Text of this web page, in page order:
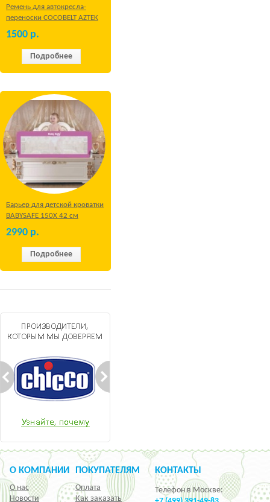
Ремень для автокресла-
переноски COCOBELT AZTEK
1500 р.
Подробнее
Барьер для детской кроватки
BABYSAFE 150Х 42 см
Бежевый
2990 р.
Подробнее
О КОМПАНИИ
О нас
Новости
ПОКУПАТЕЛЯМ
Оплата
Как заказать
КОНТАКТЫ
Телефон в Москве: